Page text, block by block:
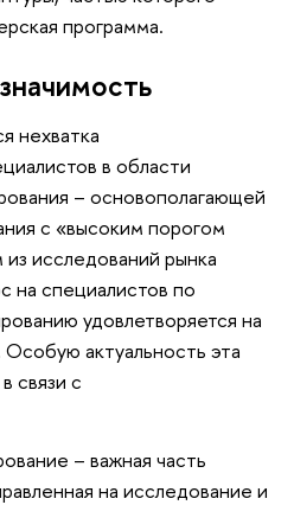
программа.
нехватка
в области
– основополагающей
с «высоким порогом
исследований рынка
на специалистов по
удовлетворяется на
актуальность эта
связи с
– важная часть
на исследование и